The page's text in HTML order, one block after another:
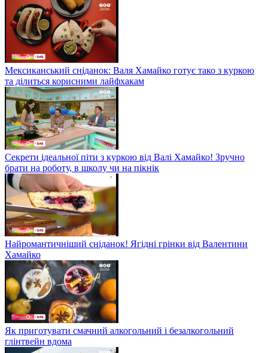
Мексиканський сніданок: Валя Хамайко готує тако з куркою
та ділиться корисними лайфхакам
Секрети ідеальної піти з куркою від Валі Хамайко! Зручно
брати на роботу, в школу чи на пікнік
Найромантичніший сніданок! Ягідні грінки від Валентини
Хамайко
Як приготувати смачний алкогольний і безалкогольний
глінтвейн вдома